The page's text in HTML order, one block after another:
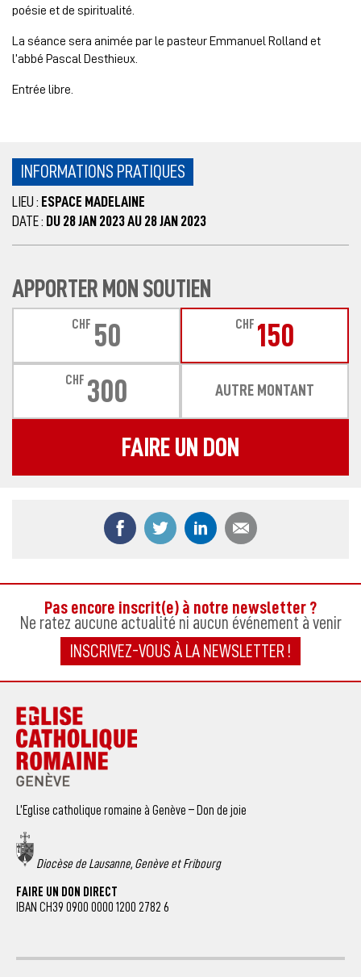
poésie et de spiritualité.
La séance sera animée par le pasteur Emmanuel Rolland et
l’abbé Pascal Desthieux.
Entrée libre.
INFORMATIONS PRATIQUES
LIEU : ESPACE MADELAINE
DATE : DU 28 JAN 2023 AU 28 JAN 2023
APPORTER MON SOUTIEN
CHF 50 CHF 150
CHF 300 AUTRE MONTANT
FAIRE UN DON
Partager ce contenu sur Facebook
Partager ce contenu sur Twitter
Partager ce contenu
Pas encore inscrit(e) à notre newsletter ?
Ne ratez aucune actualité ni aucun événement à venir
INSCRIVEZ-VOUS À LA NEWSLETTER !
L’Eglise catholique romaine à Genève – Don de joie
Diocèse de Lausanne, Genève et Fribourg
FAIRE UN DON DIRECT
IBAN CH39 0900 0000 1200 2782 6